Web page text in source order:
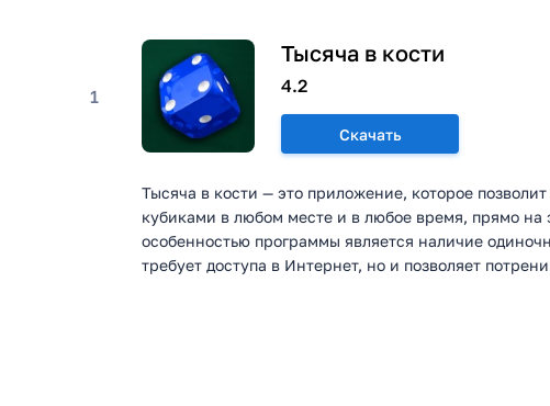
1
Тысяча в кости
4.2
Скачать
Тысяча в кости — это приложение, которое
кубиками в любом месте и в любое время, прямо на
особенностью программы является наличие
требует доступа в Интернет, но и позволяет